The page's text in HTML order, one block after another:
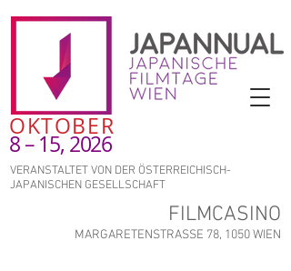
OKTOBER
8 – 15, 2026
VERANSTALTET VON DER ÖSTERREICHISCH-
JAPANISCHEN GESELLSCHAFT
FILMCASINO
MARGARETENSTRASSE 78, 1050 WIEN